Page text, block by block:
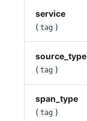
service
( tag )
source_type
( tag )
span_type
( tag )